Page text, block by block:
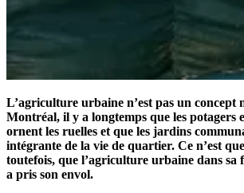
L’agriculture urbaine n’est pas un concept
Montréal, il y a longtemps que les potagers
ornent les ruelles et que les jardins
intégrante de la vie de quartier. Ce n’est
toutefois, que l’agriculture urbaine dans sa
a pris son envol.